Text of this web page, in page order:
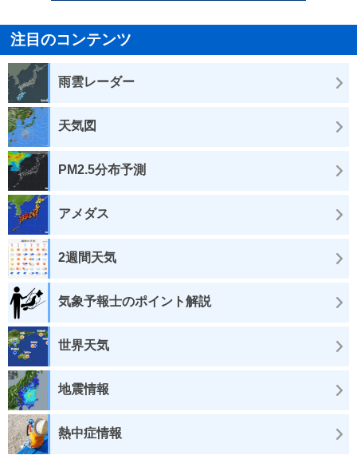
注目のコンテンツ
雨雲レーダー
天気図
PM2.5分布予測
アメダス
2週間天気
気象予報士のポイント解説
世界天気
地震情報
熱中症情報